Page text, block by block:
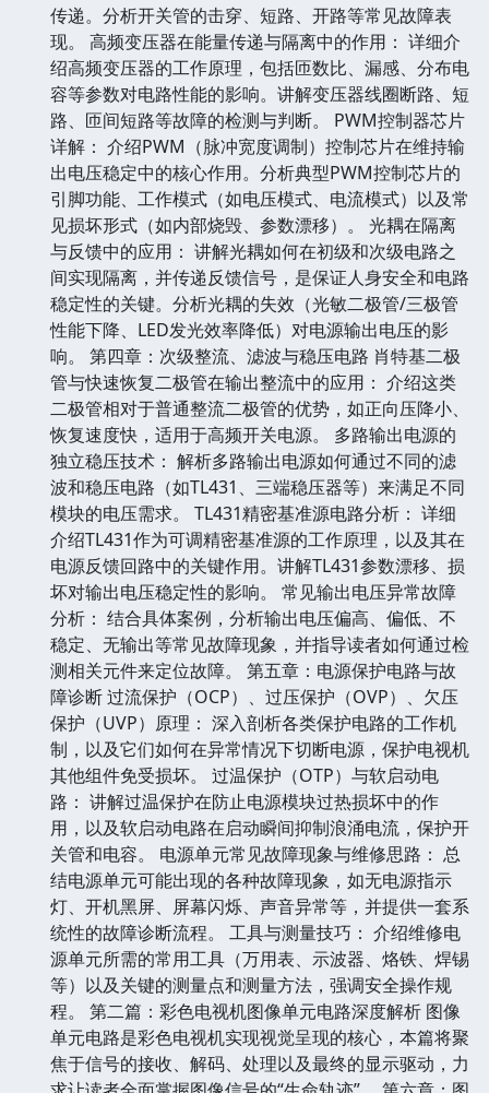
传递。分析开关管的击穿、短路、开路等常见故障表
现。 高频变压器在能量传递与隔离中的作用： 详细介
绍高频变压器的工作原理，包括匝数比、漏感、分布电
容等参数对电路性能的影响。讲解变压器线圈断路、短
路、匝间短路等故障的检测与判断。 PWM控制器芯片
详解： 介绍PWM（脉冲宽度调制）控制芯片在维持输
出电压稳定中的核心作用。分析典型PWM控制芯片的
引脚功能、工作模式（如电压模式、电流模式）以及常
见损坏形式（如内部烧毁、参数漂移）。 光耦在隔离
与反馈中的应用： 讲解光耦如何在初级和次级电路之
间实现隔离，并传递反馈信号，是保证人身安全和电路
稳定性的关键。分析光耦的失效（光敏二极管/三极管
性能下降、LED发光效率降低）对电源输出电压的影
响。 第四章：次级整流、滤波与稳压电路 肖特基二极
管与快速恢复二极管在输出整流中的应用： 介绍这类
二极管相对于普通整流二极管的优势，如正向压降小、
恢复速度快，适用于高频开关电源。 多路输出电源的
独立稳压技术： 解析多路输出电源如何通过不同的滤
波和稳压电路（如TL431、三端稳压器等）来满足不同
模块的电压需求。 TL431精密基准源电路分析： 详细
介绍TL431作为可调精密基准源的工作原理，以及其在
电源反馈回路中的关键作用。讲解TL431参数漂移、损
坏对输出电压稳定性的影响。 常见输出电压异常故障
分析： 结合具体案例，分析输出电压偏高、偏低、不
稳定、无输出等常见故障现象，并指导读者如何通过检
测相关元件来定位故障。 第五章：电源保护电路与故
障诊断 过流保护（OCP）、过压保护（OVP）、欠压
保护（UVP）原理： 深入剖析各类保护电路的工作机
制，以及它们如何在异常情况下切断电源，保护电视机
其他组件免受损坏。 过温保护（OTP）与软启动电
路： 讲解过温保护在防止电源模块过热损坏中的作
用，以及软启动电路在启动瞬间抑制浪涌电流，保护开
关管和电容。 电源单元常见故障现象与维修思路： 总
结电源单元可能出现的各种故障现象，如无电源指示
灯、开机黑屏、屏幕闪烁、声音异常等，并提供一套系
统性的故障诊断流程。 工具与测量技巧： 介绍维修电
源单元所需的常用工具（万用表、示波器、烙铁、焊锡
等）以及关键的测量点和测量方法，强调安全操作规
程。 第二篇：彩色电视机图像单元电路深度解析 图像
单元电路是彩色电视机实现视觉呈现的核心，本篇将聚
焦于信号的接收、解码、处理以及最终的显示驱动，力